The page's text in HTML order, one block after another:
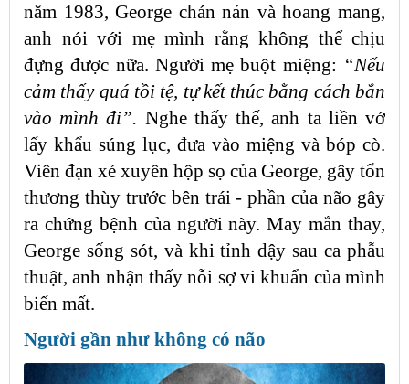
năm 1983, George chán nản và hoang mang,
anh nói với mẹ mình rằng không thể chịu
đựng được nữa. Người mẹ buột miệng: “Nếu
cảm thấy quá tồi tệ, tự kết thúc bằng cách bắn
vào mình đi”. Nghe thấy thế, anh ta liền vớ
lấy khẩu súng lục, đưa vào miệng và bóp cò.
Viên đạn xé xuyên hộp sọ của George, gây tổn
thương thùy trước bên trái - phần của não gây
ra chứng bệnh của người này. May mắn thay,
George sống sót, và khi tỉnh dậy sau ca phẫu
thuật, anh nhận thấy nỗi sợ vi khuẩn của mình
biến mất.
Người gần như không có não